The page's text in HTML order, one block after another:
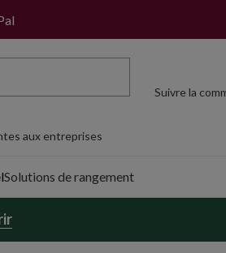
Suivre la
aux entreprises
Solutions de rangement